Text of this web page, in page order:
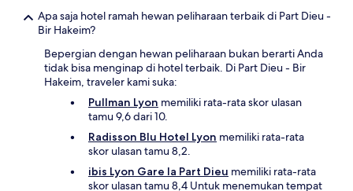
Apa saja hotel ramah hewan peliharaan terbaik di Part Dieu -
Bir Hakeim?
Bepergian dengan hewan peliharaan bukan berarti Anda
tidak bisa menginap di hotel terbaik. Di Part Dieu - Bir
Hakeim, traveler kami suka:
Pullman Lyon memiliki rata-rata skor ulasan
tamu 9,6 dari 10.
Radisson Blu Hotel Lyon memiliki rata-rata
skor ulasan tamu 8,2.
ibis Lyon Gare la Part Dieu memiliki rata-rata
skor ulasan tamu 8,4 Untuk menemukan tempat